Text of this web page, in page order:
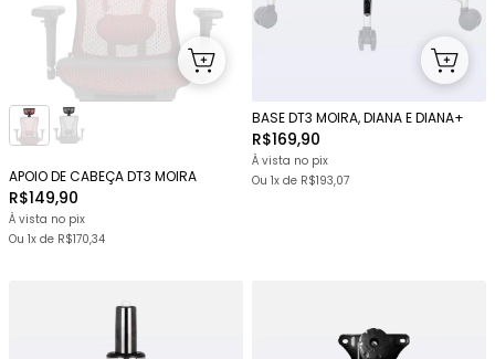
APOIO DE CABEÇA DT3 MOIRA
R$149,90
À vista no pix
Ou 1x de R$170,34
BASE DT3 MOIRA, DIANA E DIANA+
R$169,90
À vista no pix
Ou 1x de R$193,07